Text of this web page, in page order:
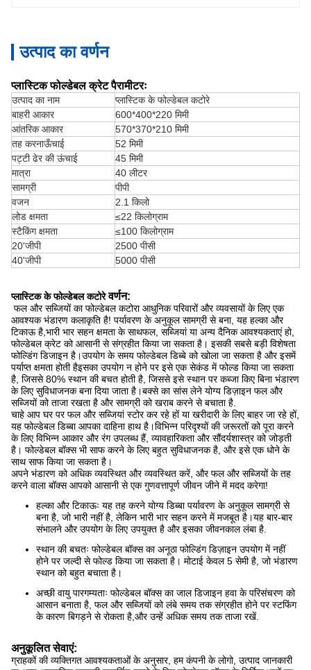
उत्पाद का वर्णन
प्लास्टिक फोल्डेबल क्रेट पैरामीटरः
उत्पाद का नाम
प्लास्टिक के फोल्डेबल कटोरे
बाहरी आकार
600*400*220 मिमी
आंतरिक आकार
570*370*210 मिमी
तह करनाऊँचाई
52 मिमी
पट्टी ढेर की ऊंचाई
45 मिमी
मात्रा
40 लीटर
सामग्री
पीपी
वजन
2.1 किलो
लोड क्षमता
≤22 किलोग्राम
स्टैकिंग क्षमता
≤100 किलोग्राम
20'जीपी
2500 पीसी
40'जीपी
5000 पीसी
प्लास्टिक के फोल्डेबल कटोरे वर्णन:
फल और सब्जियों का फोल्डेबल कटोरा आधुनिक परिवारों और व्यवसायों के लिए एक
आवश्यक भंडारण कलाकृति है! पर्यावरण के अनुकूल सामग्री से बना, यह हल्का और
टिकाऊ है,भारी भार सहन क्षमता के साथफल, सब्जियां या अन्य दैनिक आवश्यकताएं हो,
फोल्डेबल क्रेट को आसानी से संग्रहीत किया जा सकता है। इसकी सबसे बड़ी विशेषता
फोल्डिंग डिजाइन है।उपयोग के समय फोल्डेबल डिब्बे को खोला जा सकता है और इसमें
पर्याप्त क्षमता होती हैइसका उपयोग न होने पर इसे एक सेकंड में फोल्ड किया जा सकता
है, जिससे 80% स्थान की बचत होती है, जिससे इसे स्थान पर कब्जा किए बिना भंडारण
के लिए सुविधाजनक बना दिया जाता है।बक्से का सांस लेने योग्य डिज़ाइन फल और
सब्जियों को ताजा रखता है और सामग्री को खराब करने से बचाता है.
चाहे आप घर पर फल और सब्जियां स्टोर कर रहे हों या खरीदारी के लिए बाहर जा रहे हों,
यह फोल्डेबल डिब्बा आपका दाहिना हाथ है।विभिन्न परिदृश्यों की जरूरतों को पूरा करने
के लिए विभिन्न आकार और रंग उपलब्ध हैं, व्यावहारिकता और सौंदर्यशास्त्र को जोड़ती
है। फोल्डेबल बॉक्स भी साफ करने के लिए बहुत सुविधाजनक है, और इसे एक धोने के
साथ साफ किया जा सकता है।
अपने भंडारण को अधिक व्यवस्थित और व्यवस्थित करें, और फल और सब्जियों के तह
करने वाला बॉक्स आपको आसानी से एक गुणवत्तापूर्ण जीवन जीने में मदद करेगा!
हल्का और टिकाऊः यह तह करने योग्य डिब्बा पर्यावरण के अनुकूल सामग्री से
बना है, जो भारी नहीं है, लेकिन भारी भार सहन करने में मजबूत है।यह बार-बार
संभालने और उपयोग के लिए उपयुक्त है और इसका जीवनकाल लंबा है.
स्थान की बचतः फोल्डेबल बॉक्स का अनूठा फोल्डिंग डिज़ाइन उपयोग में नहीं
होने पर जल्दी से फोल्ड किया जा सकता है। मोटाई केवल 5 सेमी है, जो भंडारण
स्थान को बहुत बचाता है।
अच्छी वायु पारगम्यताः फोल्डेबल बॉक्स का जाल डिजाइन हवा के परिसंचरण को
आसान बनाता है, फल और सब्जियों को लंबे समय तक संग्रहीत होने पर स्टफिंग
के कारण बिगड़ने से रोकता है,और उन्हें अधिक समय तक ताजा रखें.
अनुकूलित सेवाएं:
ग्राहकों की व्यक्तिगत आवश्यकताओं के अनुसार, हम कंपनी के लोगो, उत्पाद जानकारी